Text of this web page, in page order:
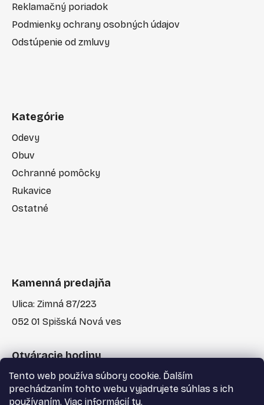
Tento web používa súbory cookie. Ďalším
prechádzaním tohto webu vyjadrujete súhlas s ich
používaním. Viac informácií tu.
Reklamačný poriadok
Podmienky ochrany osobných údajov
Odstúpenie od zmluvy
Kategórie
Odevy
Obuv
Ochranné pomôcky
Rukavice
Ostatné
Kamenná predajňa
Ulica: Zimná 87/223
052 01 Spišská Nová ves
Otváracie hodiny
Po-Pia: 7:30 - 17:00